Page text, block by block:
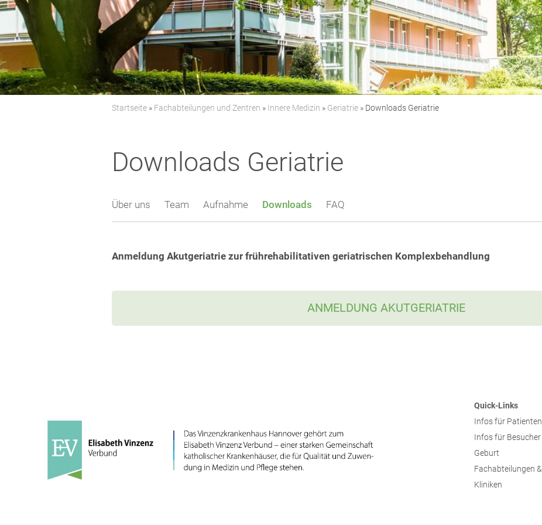
Startseite » Fachabteilungen und Zentren » Innere Medizin » Geriatrie » Downloads Geriatrie
Downloads Geriatrie
Über uns Team Aufnahme Downloads FAQ
Anmeldung Akutgeriatrie zur frührehabilitativen geriatrischen Komplexbehandlung
ANMELDUNG AKUTGERIATRIE
Quick-Links
Infos für Patienten
Infos für Besucher
Geburt
Fachabteilungen &
Kliniken